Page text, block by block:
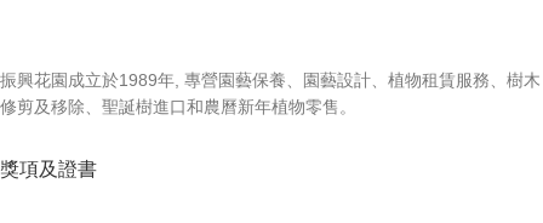
振興花園成立於1989年, 專營園藝保養、園藝設計、植物租賃服務、樹木
修剪及移除、聖誕樹進口和農曆新年植物零售。
獎項及證書